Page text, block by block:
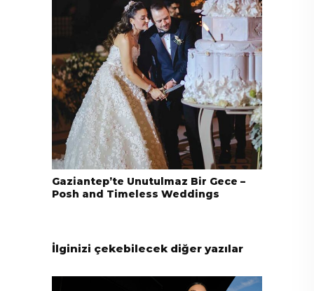
Gaziantep’te Unutulmaz Bir Gece –
Posh and Timeless Weddings
İlginizi çekebilecek diğer yazılar